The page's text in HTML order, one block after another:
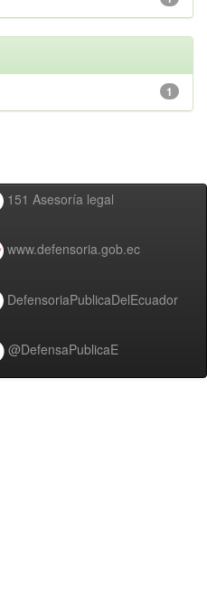
1
151 Asesoría legal
www.defensoria.gob.ec
DefensoriaPublicaDelEcuador
@DefensaPublicaE